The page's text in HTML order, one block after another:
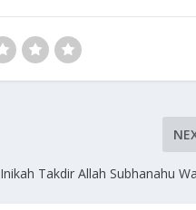
Inikah Takdir Allah Subhanahu